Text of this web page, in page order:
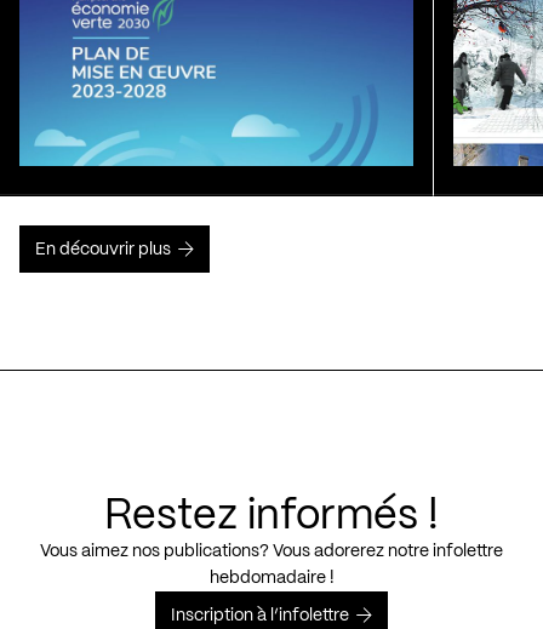
En découvrir plus
Restez informés !
Vous aimez nos publications? Vous adorerez notre infolettre
hebdomadaire !
Inscription à l’infolettre